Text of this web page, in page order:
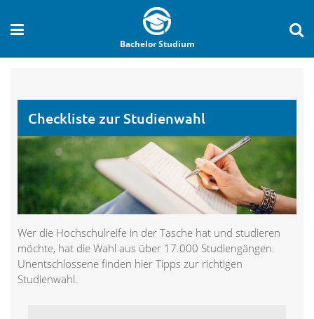
Bachelor Studium
Checkliste zur Studienwahl
Wer die Hochschulreife in der Tasche hat und studieren
möchte, hat die Wahl aus über 17.000 Studiengängen.
Unentschlossene finden hier Tipps zur richtigen
Studienwahl.